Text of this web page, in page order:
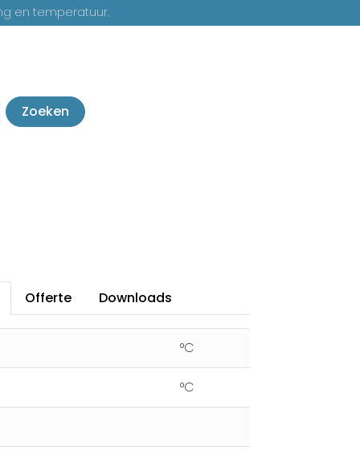
en temperatuur.
Zoeken
Offerte Downloads
°C
°C